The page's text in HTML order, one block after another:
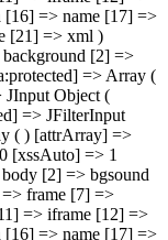
=> name [17] =>
[21] => xml )
[2] =>
=> Array (
JInput Object (
=> JFilterInput
( ) [attrArray] =>
[xssAuto] => 1
[2] => bgsound
frame [7] =>
=> iframe [12] =>
=> name [17] =>